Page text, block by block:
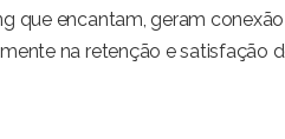
que encantam, geram
na retenção e satisfação